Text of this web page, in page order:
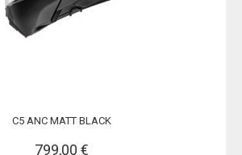
C5 ANC MATT BLACK
799,00 €